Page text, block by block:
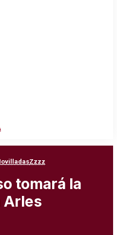
Zzzz
tomará la
Arles